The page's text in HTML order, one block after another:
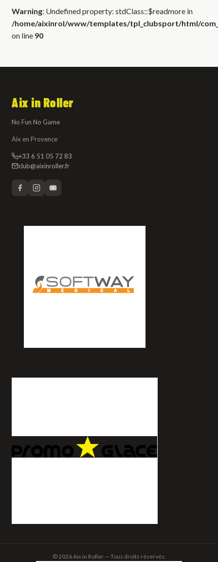
Warning: Undefined property: stdClass::$readmore in
/home/aixinrol/www/templates/tpl_clubsport/html/
on line 90
Aix in Roller
No Fun No Game
Aix en Provence
+33 6 51 05 72 83
club@aixinroller.fr
© 2026 Aix in Roller — Tous droits réservés.